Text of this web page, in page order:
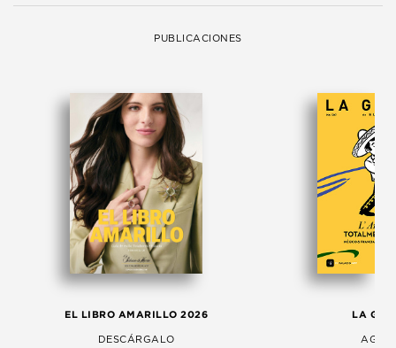
PUBLICACIONES
EL LIBRO AMARILLO 2026
DESCÁRGALO
LA